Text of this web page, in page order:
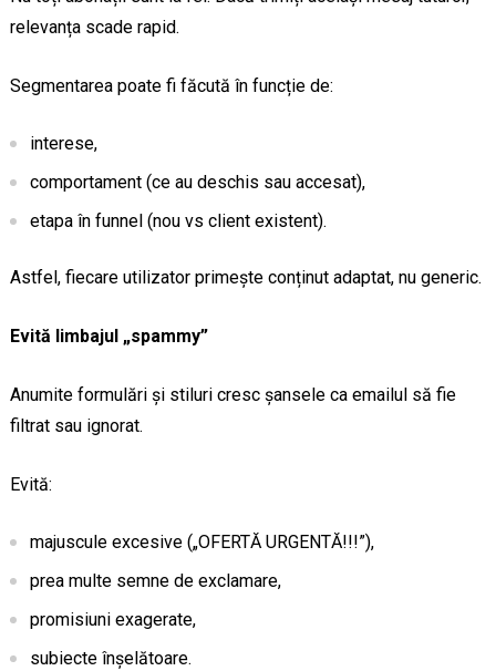
relevanța scade rapid.
Segmentarea poate fi făcută în funcție de:
interese,
comportament (ce au deschis sau accesat),
etapa în funnel (nou vs client existent).
Astfel, fiecare utilizator primește conținut adaptat, nu generic.
Evită limbajul „spammy”
Anumite formulări și stiluri cresc șansele ca emailul să fie
filtrat sau ignorat.
Evită:
majuscule excesive („OFERTĂ URGENTĂ!!!”),
prea multe semne de exclamare,
promisiuni exagerate,
subiecte înșelătoare.